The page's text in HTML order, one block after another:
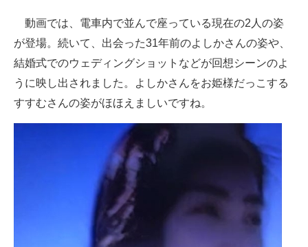
エネルギーの専門メディア
建設×テクノロジーの最前線
ちょっと気になるネットの話題
動画では、電車内で並んで座っている現在の2人の姿
が登場。続いて、出会った31年前のよしかさんの姿や、
結婚式でのウェディングショットなどが回想シーンのよ
うに映し出されました。よしかさんをお姫様だっこする
すすむさんの姿がほほえましいですね。